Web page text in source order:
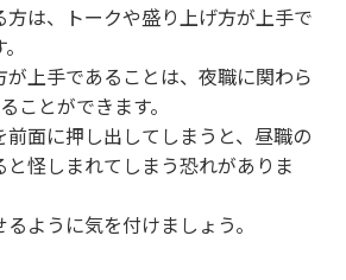
は、トークや盛り上げ方が上手で
が上手であることは、夜職に関わら
ことができます。
前面に押し出してしまうと、昼職の
怪しまれてしまう恐れがありま
ように気を付けましょう。